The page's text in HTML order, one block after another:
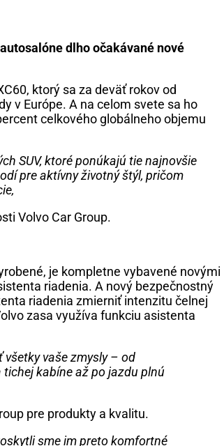
dlho očakávané nové
ktorý sa za deväť rokov od
v Európe. A na celom svete sa ho
celkového globálneho objemu
SUV, ktoré ponúkajú tie najnovšie
pre aktívny životný štýl, pričom
Volvo Car Group.
je kompletne vybavené novými
riadenia. A nový bezpečnostný
riadenia zmierniť intenzitu čelnej
zasa využíva funkciu asistenta
vaše zmysly – od
kabíne až po jazdu plnú
pre produkty a kvalitu.
sme im preto komfortné